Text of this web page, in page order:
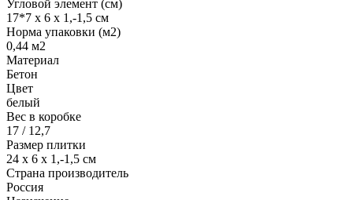
Угловой элемент (см)
17*7 х 6 х 1,-1,5 см
Норма упаковки (м2)
0,44 м2
Материал
Бетон
Цвет
белый
Вес в коробке
17 / 12,7
Размер плитки
24 х 6 х 1,-1,5 см
Страна производитель
Россия